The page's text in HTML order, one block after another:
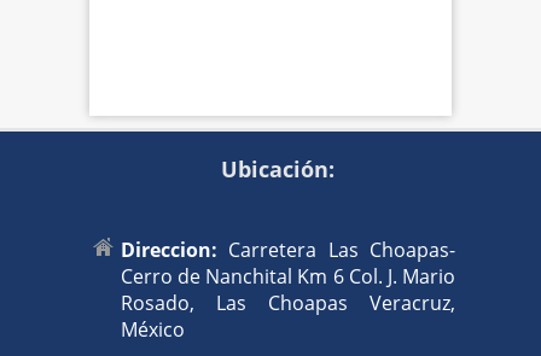
Ubicación:
Direccion: Carretera Las Choapas-
Cerro de Nanchital Km 6 Col. J. Mario
Rosado, Las Choapas Veracruz,
México